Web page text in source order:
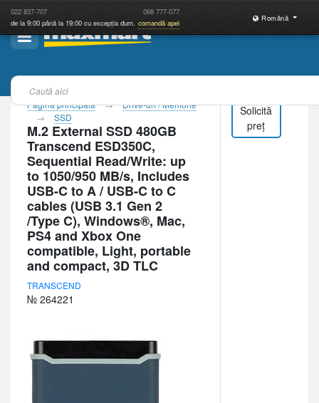
022 837-707 068 777-077
de la 9:00 până la 19:00 cu excepția dum. comandă apel
Română
Pagina principală
Drive-uri / Memorie
SSD
M.2 External SSD 480GB
Transcend ESD350C,
Sequential Read/Write: up
to 1050/950 MB/s, Includes
USB-C to A / USB-C to C
cables (USB 3.1 Gen 2
/Type C), Windows®, Mac,
PS4 and Xbox One
compatible, Light, portable
and compact, 3D TLC
TRANSCEND
№ 264221
Solicită
preț